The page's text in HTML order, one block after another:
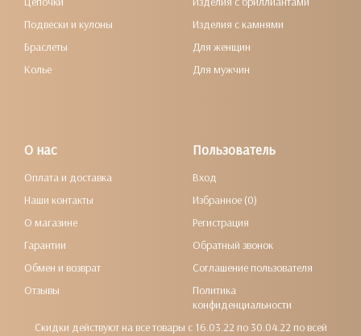
Подвески и кулоны
Браслеты
Колье
Изделия с камнями
Для женщин
Для мужчин
О нас
Оплата и доставка
Наши контакты
О магазине
Гарантии
Обмен и возврат
Отзывы
Пользователь
Вход
Избранное (0)
Регистрация
Обратный звонок
Соглашение пользователя
Политика
конфиденциальности
Скидки действуют на все товары с 16.03.22 по 30.04.22 по всей